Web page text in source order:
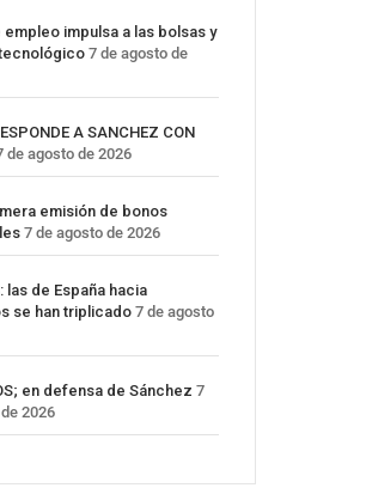
empleo impulsa a las bolsas y
7 de agosto de
A SANCHEZ CON
de agosto de 2026
emisión de bonos
7 de agosto de 2026
las de España hacia
se han triplicado7 de agosto
en defensa de Sánchez 7
2026